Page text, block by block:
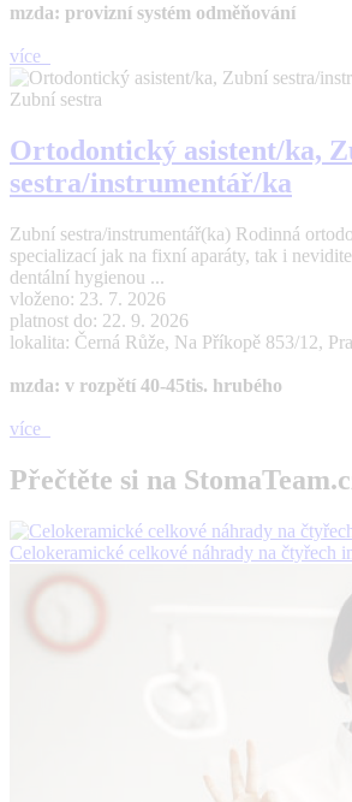
mzda: provizní systém odměňování
více
Zubní sestra
Ortodontický asistent/ka,
sestra/instrumentář/ka
Zubní sestra/instrumentář(ka) Rodinná
specializací jak na fixní aparáty, tak i
dentální hygienou ...
vloženo: 23. 7. 2026
platnost do: 22. 9. 2026
lokalita: Černá Růže, Na Příkopě 853/12,
mzda: v rozpětí 40-45tis. hrubého
více
Přečtěte si na
Celokeramické celkové náhrady na čtyřech